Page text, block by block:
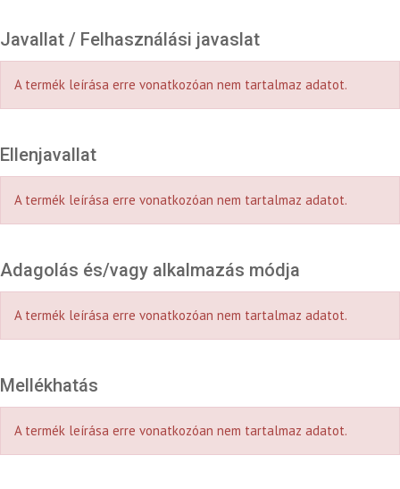
Javallat / Felhasználási javaslat
A termék leírása erre vonatkozóan nem tartalmaz adatot.
Ellenjavallat
A termék leírása erre vonatkozóan nem tartalmaz adatot.
Adagolás és/vagy alkalmazás módja
A termék leírása erre vonatkozóan nem tartalmaz adatot.
Mellékhatás
A termék leírása erre vonatkozóan nem tartalmaz adatot.